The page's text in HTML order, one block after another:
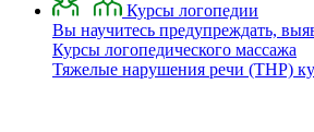
Курсы логопедии
Вы научитесь предупреждать,
Курсы логопедического массажа
Тяжелые нарушения речи (ТНР)